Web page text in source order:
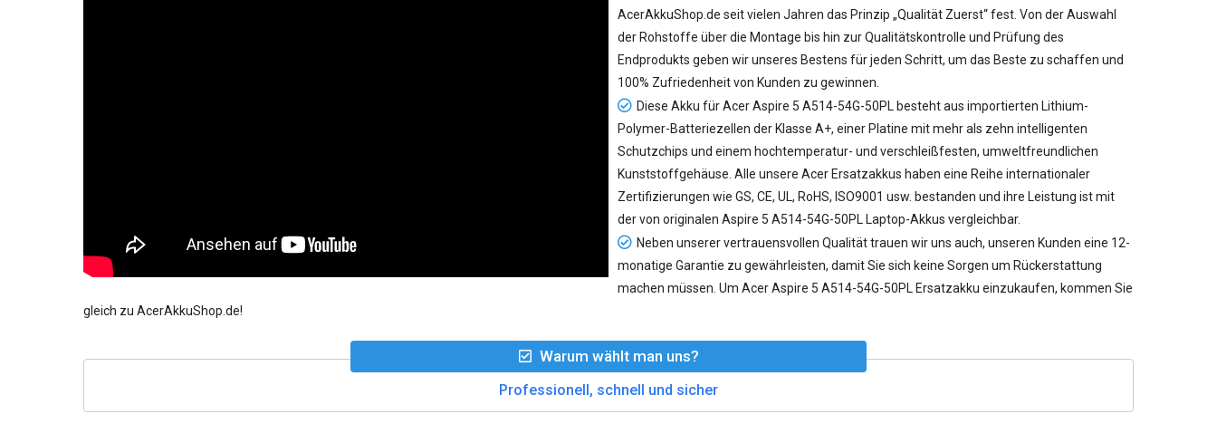
AcerAkkuShop.de seit vielen Jahren das Prinzip „Qualität Zuerst“ fest. Von der Auswahl
der Rohstoffe über die Montage bis hin zur Qualitätskontrolle und Prüfung des
Endprodukts geben wir unseres Bestens für jeden Schritt, um das Beste zu schaffen und
100% Zufriedenheit von Kunden zu gewinnen.
Diese Akku für Acer Aspire 5 A514-54G-50PL besteht aus importierten Lithium-
Polymer-Batteriezellen der Klasse A+, einer Platine mit mehr als zehn intelligenten
Schutzchips und einem hochtemperatur- und verschleißfesten, umweltfreundlichen
Kunststoffgehäuse. Alle unsere Acer Ersatzakkus haben eine Reihe internationaler
Zertifizierungen wie GS, CE, UL, RoHS, ISO9001 usw. bestanden und ihre Leistung ist mit
der von originalen Aspire 5 A514-54G-50PL Laptop-Akkus vergleichbar.
Neben unserer vertrauensvollen Qualität trauen wir uns auch, unseren Kunden eine 12-
monatige Garantie zu gewährleisten, damit Sie sich keine Sorgen um Rückerstattung
machen müssen. Um Acer Aspire 5 A514-54G-50PL Ersatzakku einzukaufen, kommen Sie
gleich zu AcerAkkuShop.de!
Warum wählt man uns?
Professionell, schnell und sicher